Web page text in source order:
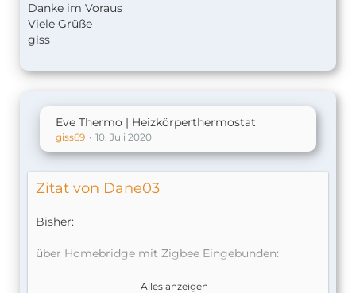
Danke im Voraus
Viele Grüße
giss
Eve Thermo | Heizkörperthermostat
giss69 10. Juli 2020
Zitat von Dane03
Bisher:
über Homebridge mit Zigbee Eingebunden:
Alles anzeigen